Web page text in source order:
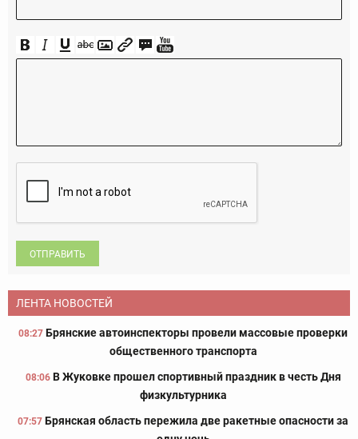
ОТПРАВИТЬ
ЛЕНТА НОВОСТЕЙ
08:27 Брянские автоинспекторы провели массовые проверки
общественного транспорта
08:06 В Жуковке прошел спортивный праздник в честь Дня
физкультурника
07:57 Брянская область пережила две ракетные опасности за